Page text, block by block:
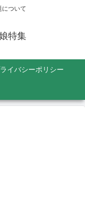
について
特集
イバシーポリシー